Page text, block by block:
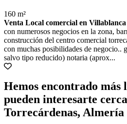
160 m²
Venta Local comercial en
con numerosos negocios en la zona,
construcción del centro comercial
con muchas posibilidades de negocio..
salvo tipo reducido) notaria (aprox...
Hemos encontrado más
pueden interesarte
Torrecárdenas, Almería